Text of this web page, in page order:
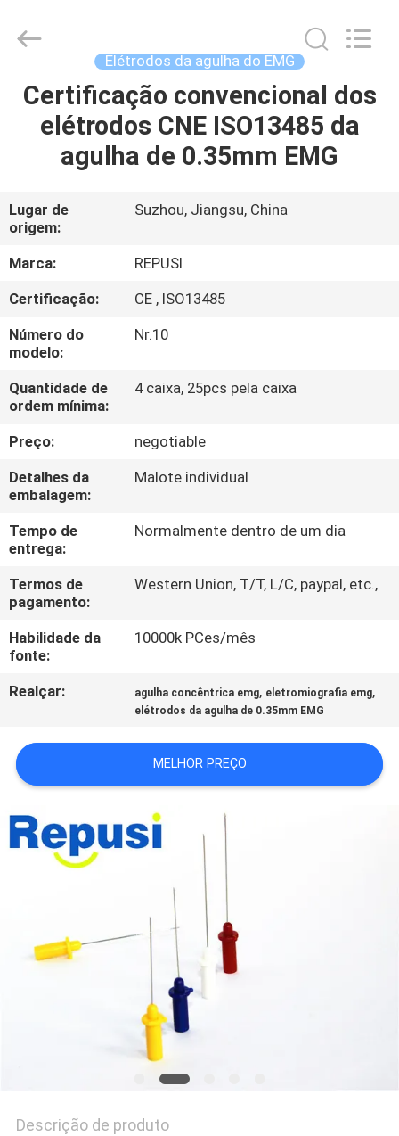
CASA
PRODUTOS
SOBRE
NÓS
EXCURSÃO
DA
FÁBRICA
CONTROLE
DA
QUALIDADE
CONTACTE-
NOS
NOTÍCIA
UMAS
CITAÇÕES
MAPA
DO
SITE
POLICY
Electronics
Co.,Ltd..
Reserved.
Elétrodos da agulha do EMG
Certificação convencional dos
elétrodos CNE ISO13485 da
agulha de 0.35mm EMG
Lugar de
origem:
Suzhou, Jiangsu, China
Marca:
REPUSI
Certificação:
CE , ISO13485
Número do
modelo:
Nr.10
Quantidade de
ordem mínima:
4 caixa, 25pcs pela caixa
Preço:
negotiable
Detalhes da
embalagem:
Malote individual
Tempo de
entrega:
Normalmente dentro de um dia
Termos de
pagamento:
Western Union, T/T, L/C, paypal, etc.,
Habilidade da
fonte:
10000k PCes/mês
Realçar: agulha concêntrica emg, eletromiografia emg,
elétrodos da agulha de 0.35mm EMG
MELHOR PREÇO
Descrição de produto